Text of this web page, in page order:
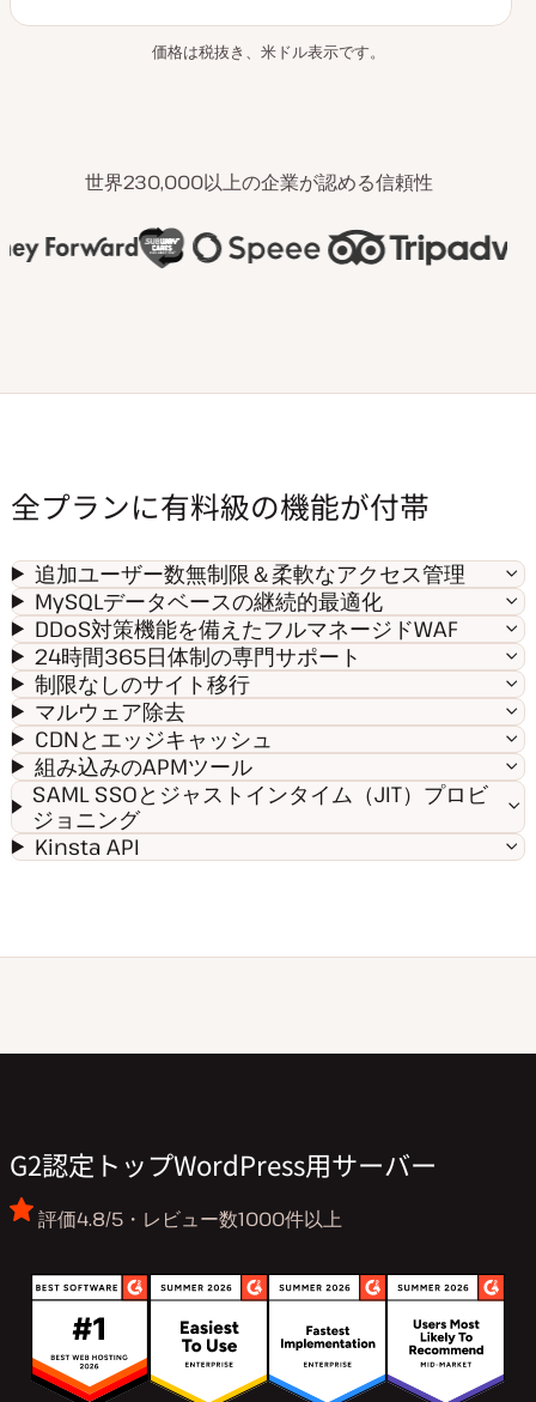
価格は税抜き、米ドル表示です。
世界230,000以上の企業が認める信頼性
全プランに有料級の機能が付帯
追加ユーザー数無制限＆柔軟なアクセス管理
MySQLデータベースの継続的最適化
DDoS対策機能を備えたフルマネージドWAF
24時間365日体制の専門サポート
制限なしのサイト移行
マルウェア除去
CDNとエッジキャッシュ
組み込みのAPMツール
SAML SSOとジャストインタイム（JIT）プロビ
ジョニング
Kinsta API
G2認定トップWordPress用サーバー
評価4.8/5・レビュー数1000件以上